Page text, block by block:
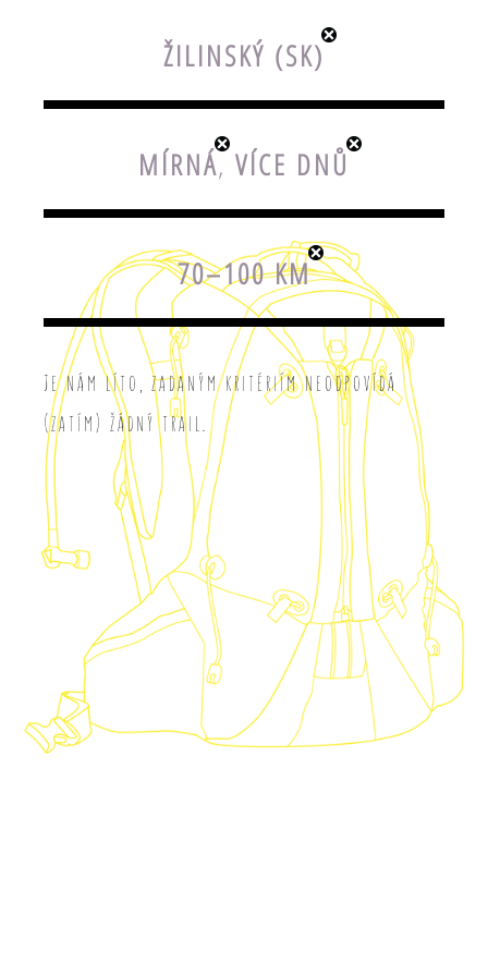
ŽILINSKÝ (SK)
MÍRNÁ, VÍCE DNŮ
70–100 KM
Je nám líto, zadaným kritériím neodpovídá
(zatím) žádný trail.